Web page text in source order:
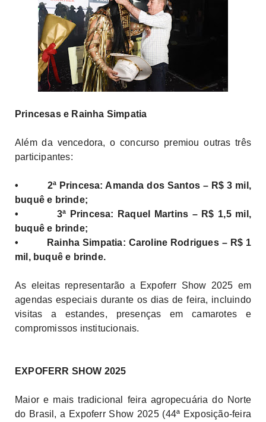
Princesas e Rainha Simpatia
Além da vencedora, o concurso premiou outras três
participantes:
• 2ª Princesa: Amanda dos Santos – R$ 3 mil,
buquê e brinde;
• 3ª Princesa: Raquel Martins – R$ 1,5 mil,
buquê e brinde;
• Rainha Simpatia: Caroline Rodrigues – R$ 1
mil, buquê e brinde.
As eleitas representarão a Expoferr Show 2025 em
agendas especiais durante os dias de feira, incluindo
visitas a estandes, presenças em camarotes e
compromissos institucionais.
EXPOFERR SHOW 2025
Maior e mais tradicional feira agropecuária do Norte
do Brasil, a Expoferr Show 2025 (44ª Exposição-feira